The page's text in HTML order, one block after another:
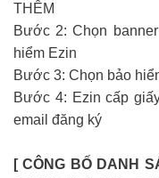
THÊM
Bước 2: Chọn
hiểm Ezin
Bước 3: Chọn bảo
Bước 4: Ezin cấp
email đăng ký
[ CÔNG BỐ DANH